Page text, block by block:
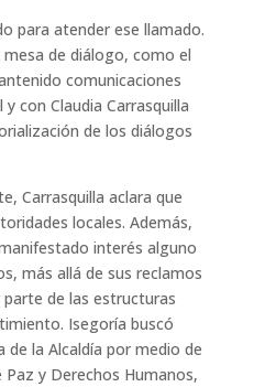
para atender ese llamado.
de diálogo, como el
comunicaciones
con Claudia Carrasquilla
de los diálogos
Carrasquilla aclara que
locales. Además,
interés alguno
más allá de sus reclamos
parte de las estructuras
Isegoría buscó
la Alcaldía por medio de
y Derechos Humanos,